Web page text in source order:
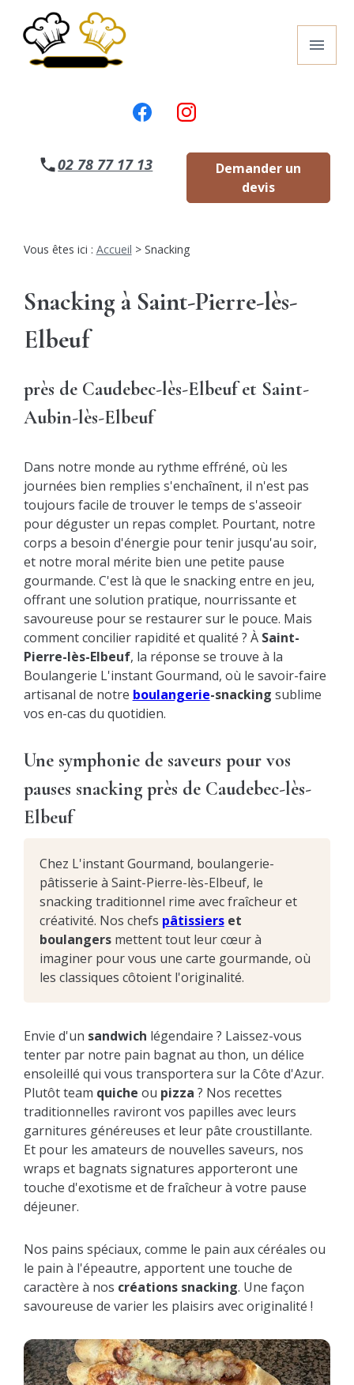
menu
02 78 77 17 13
Demander un
devis
Vous êtes ici : Accueil > Snacking
Snacking à Saint-Pierre-lès-
Elbeuf
près de Caudebec-lès-Elbeuf et Saint-
Aubin-lès-Elbeuf
Dans notre monde au rythme effréné, où les
journées bien remplies s'enchaînent, il n'est pas
toujours facile de trouver le temps de s'asseoir
pour déguster un repas complet. Pourtant, notre
corps a besoin d'énergie pour tenir jusqu'au soir,
et notre moral mérite bien une petite pause
gourmande. C'est là que le snacking entre en jeu,
offrant une solution pratique, nourrissante et
savoureuse pour se restaurer sur le pouce. Mais
comment concilier rapidité et qualité ? À Saint-
Pierre-lès-Elbeuf, la réponse se trouve à la
Boulangerie L'instant Gourmand, où le savoir-faire
artisanal de notre boulangerie-snacking sublime
vos en-cas du quotidien.
Une symphonie de saveurs pour vos
pauses snacking près de Caudebec-lès-
Elbeuf
Chez L'instant Gourmand, boulangerie-
pâtisserie à Saint-Pierre-lès-Elbeuf, le
snacking traditionnel rime avec fraîcheur et
créativité. Nos chefs pâtissierset
boulangersmettent tout leur cœur à
imaginer pour vous une carte gourmande, où
les classiques côtoient l'originalité.
Envie d'un sandwich légendaire ? Laissez-vous
tenter par notre pain bagnat au thon, un délice
ensoleillé qui vous transportera sur la Côte d'Azur.
Plutôt team quiche ou pizza ? Nos recettes
traditionnelles raviront vos papilles avec leurs
garnitures généreuses et leur pâte croustillante.
Et pour les amateurs de nouvelles saveurs, nos
wraps et bagnats signatures apporteront une
touche d'exotisme et de fraîcheur à votre pause
déjeuner.
Nos pains spéciaux, comme le pain aux céréales ou
le pain à l'épeautre, apportent une touche de
caractère à nos créations snacking. Une façon
savoureuse de varier les plaisirs avec originalité !
Panneau de gestion des cookies